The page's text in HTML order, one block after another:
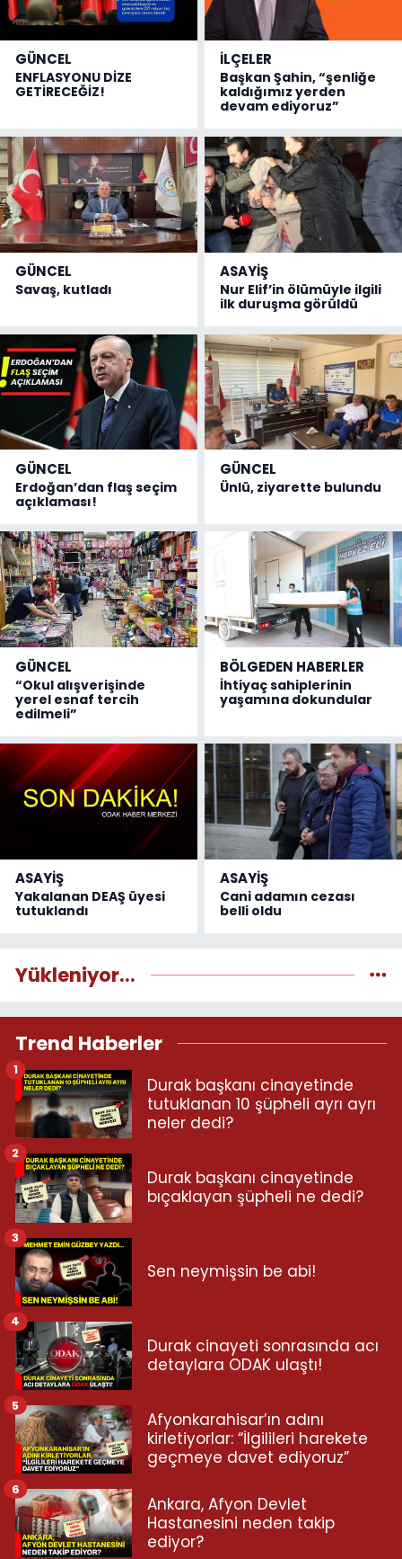
GÜNCEL
ENFLASYONU DİZE
GETİRECEĞİZ!
İLÇELER
Başkan Şahin, “şenliğe
kaldığımız yerden
devam ediyoruz”
GÜNCEL
Savaş, kutladı
ASAYİŞ
Nur Elif’in ölümüyle ilgili
ilk duruşma görüldü
GÜNCEL
Erdoğan’dan flaş seçim
açıklaması!
GÜNCEL
Ünlü, ziyarette bulundu
GÜNCEL
“Okul alışverişinde
yerel esnaf tercih
edilmeli”
BÖLGEDEN HABERLER
İhtiyaç sahiplerinin
yaşamına dokundular
ASAYİŞ
Yakalanan DEAŞ üyesi
tutuklandı
ASAYİŞ
Cani adamın cezası
belli oldu
Yükleniyor...
Trend Haberler
Durak başkanı cinayetinde
tutuklanan 10 şüpheli ayrı ayrı
neler dedi?
1
Durak başkanı cinayetinde
bıçaklayan şüpheli ne dedi?
2
Sen neymişsin be abi!
3
Durak cinayeti sonrasında acı
detaylara ODAK ulaştı!
4
Afyonkarahisar’ın adını
kirletiyorlar: “İlgilileri harekete
geçmeye davet ediyoruz”
5
Ankara, Afyon Devlet
Hastanesini neden takip
ediyor?
6